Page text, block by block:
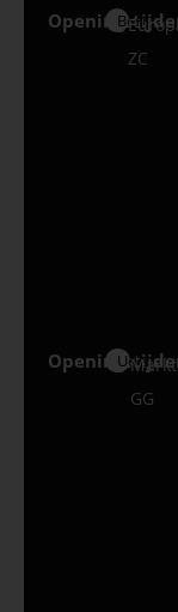
Best
ZC
Uden
GG